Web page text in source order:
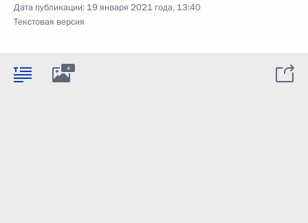
Дата публикации: 19 января 2021 года, 13:40
Текстовая версия
4